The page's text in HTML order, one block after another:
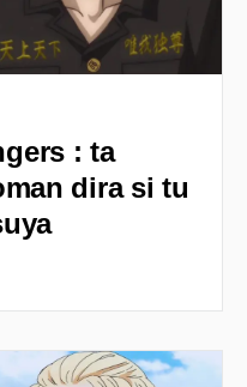
: ta
dira si tu